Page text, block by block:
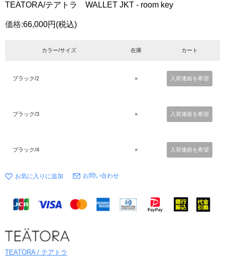
TEATORA/テアトラ WALLET JKT - room key
価格:66,000円 (税込)
カラー/サイズ 在庫 カート
ブラック/2 × 入荷連絡を希望
ブラック/3 × 入荷連絡を希望
ブラック/4 × 入荷連絡を希望
お問い合わせ
TEATORA / テアトラ